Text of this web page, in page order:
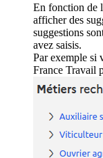
En fonction de
afficher des
suggestions
avez saisis.
Par exemple si
France Travail